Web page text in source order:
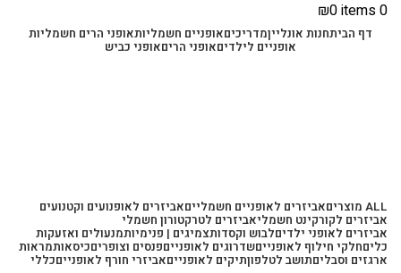
0
items
₪0
דף הביתחנות אונלייןמדריכיםאופניים חשמליותאופני הרים חשמליות
אופניים לילדיםאופני הריםאופני כביש
ALL מוצריםאביזרים לאופניים חשמלייםאביזרים לאופנועים וקטנועים
אביזרים לקורקינט חשמליאביזרים לטרקטורון חשמלי
אביזרים לאופני ילדיםלבוש וקסדותצמיגים | פנימיותמנעולים ואזעקות
כליםחלקי חילוף לאופנייםשדרוגים לאופנייםפנסים וצופריםכיסאותמראות
ארגזים וסבליםתושב לטלפוןתיקים לאופנייםאביזרי חורף לאופנייםכללי